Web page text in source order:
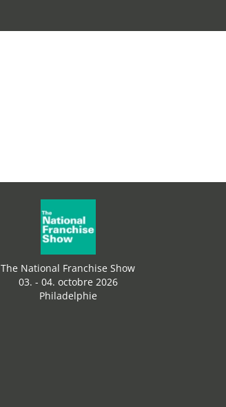
The National Franchise Show
03. - 04. octobre 2026
Philadelphie